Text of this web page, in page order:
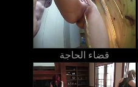
قضاء الحاجة